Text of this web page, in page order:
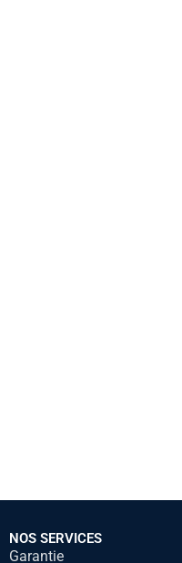
NOS SERVICES
Garantie